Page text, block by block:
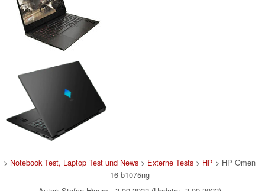
> Notebook Test, Laptop Test und News > Externe Tests > HP > HP Omen
16-b1075ng